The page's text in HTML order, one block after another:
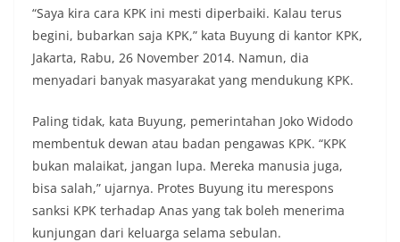
“Saya kira cara KPK ini mesti diperbaiki. Kalau terus
begini, bubarkan saja KPK,” kata Buyung di kantor KPK,
Jakarta, Rabu, 26 November 2014. Namun, dia
menyadari banyak masyarakat yang mendukung KPK.
Paling tidak, kata Buyung, pemerintahan Joko Widodo
membentuk dewan atau badan pengawas KPK. “KPK
bukan malaikat, jangan lupa. Mereka manusia juga,
bisa salah,” ujarnya. Protes Buyung itu merespons
sanksi KPK terhadap Anas yang tak boleh menerima
kunjungan dari keluarga selama sebulan.